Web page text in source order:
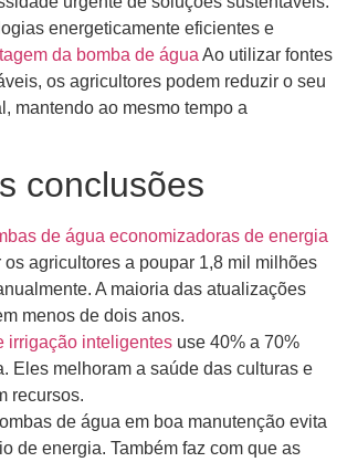
energeticamente eficientes e
da bomba de água Ao utilizar fontes
os agricultores podem reduzir o seu
mantendo ao mesmo tempo a
conclusões
de água economizadoras de energia
os agricultores a poupar 1,8 mil milhões
A maioria das atualizações
menos de dois anos.
irrigação inteligentes use 40% a 70%
Eles melhoram a saúde das culturas e
recursos.
de água em boa manutenção evita
de energia. Também faz com que as